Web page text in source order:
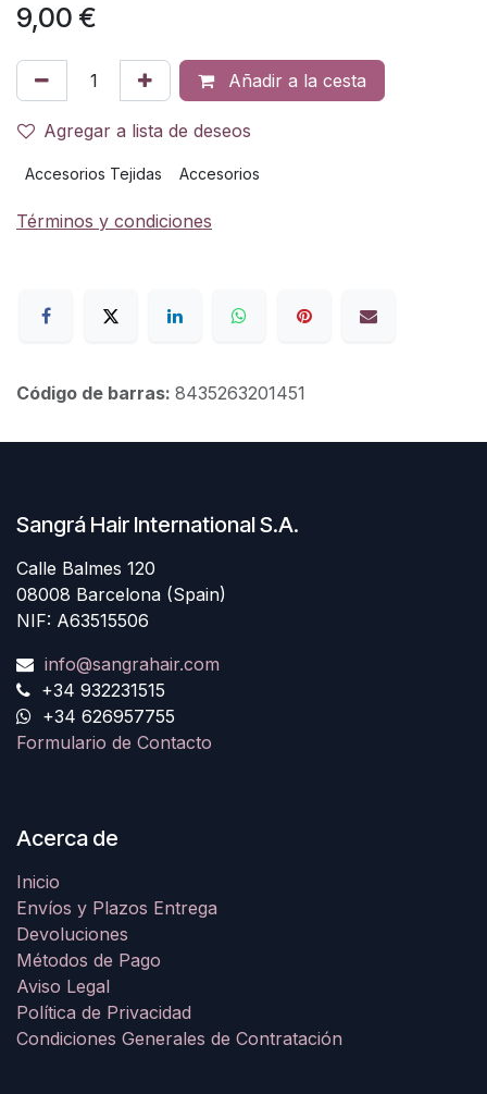
9,00 €
Añadir a la cesta
Agregar a lista de deseos
Accesorios Tejidas Accesorios
Términos y condiciones
Código de barras: 8435263201451
Sangrá Hair International S.A.
Calle Balmes 120
08008 Barcelona (Spain)
NIF: A63515506
info@sangrahair.com
+34 932231515
+34 626957755
Formulario de Contacto
Acerca de
Inicio
Envíos y Plazos Entrega
Devoluciones
Métodos de Pago
Aviso Legal
Política de Privacidad
Condiciones Generales de Contratación